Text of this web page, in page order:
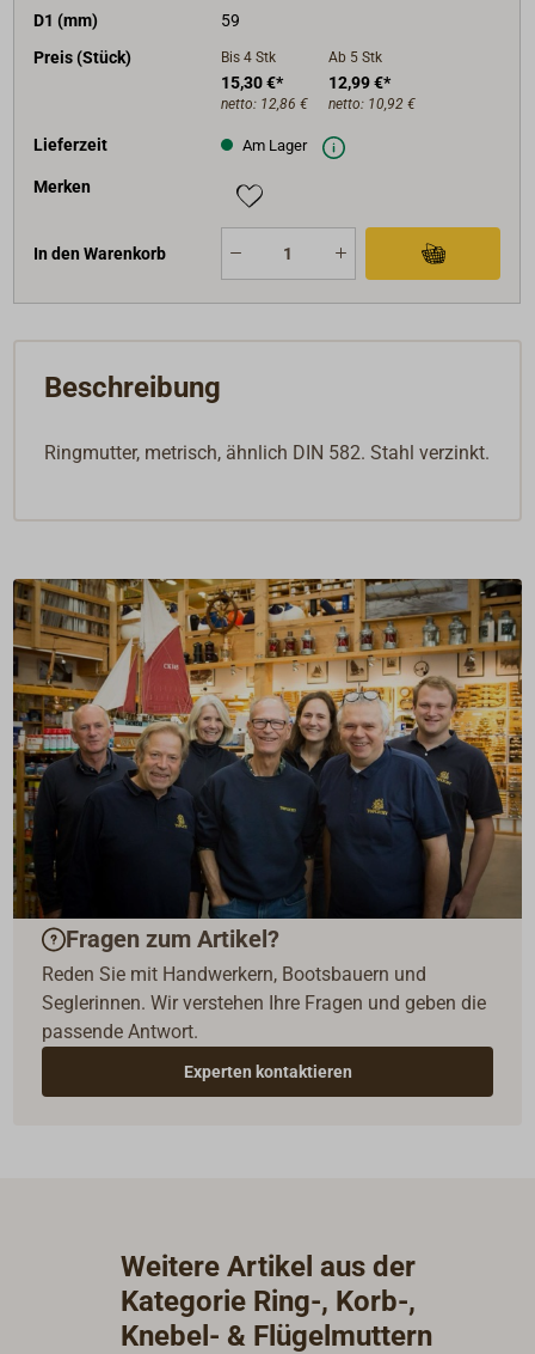
D1 (mm)
59
Preis (Stück)
Bis 4 Stk
15,30 €*
netto: 12,86 €
Ab 5 Stk
12,99 €*
netto: 10,92 €
Lieferzeit Am Lager
Merken
In den Warenkorb
Beschreibung
Ringmutter, metrisch, ähnlich DIN 582. Stahl verzinkt.
Fragen zum Artikel?
Reden Sie mit Handwerkern, Bootsbauern und
Seglerinnen. Wir verstehen Ihre Fragen und geben die
passende Antwort.
Experten kontaktieren
Weitere Artikel aus der
Kategorie Ring-, Korb-,
Knebel- & Flügelmuttern